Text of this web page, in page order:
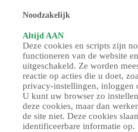
Noodzakelijk
Altijd AAN
Deze cookies en scripts zijn
functioneren van de website
uitgeschakeld. Ze worden
reactie op acties die u doet,
privacy-instellingen,
U kunt uw browser zo
deze cookies, maar dan
de site niet. Deze cookies
identificeerbare informatie op.